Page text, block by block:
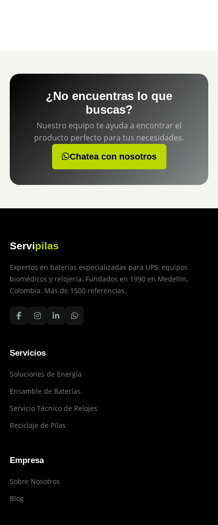
¿No encuentras lo que
buscas?
Nuestro equipo te ayuda a encontrar el
producto perfecto para tus necesidades.
Chatea con nosotros
Servipilas
Expertos en baterías especializadas para UPS, equipos
biomédicos y relojería. Fundados en 1990 en Medellín,
Colombia. Más de 1500 referencias.
Servicios
Soluciones de Energía
Ensamble de Baterías
Servicio Técnico de Relojes
Reciclaje de Pilas
Empresa
Sobre Nosotros
Blog